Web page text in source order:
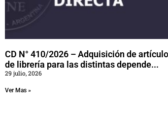
CD N° 410/2026 – Adquisición de
de librería para las distintas depende...
29 julio, 2026
Ver Mas »